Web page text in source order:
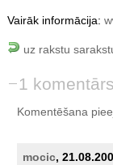
Vairāk informācija:
uz rakstu
1 komentārs
Komentēšana
mocic,